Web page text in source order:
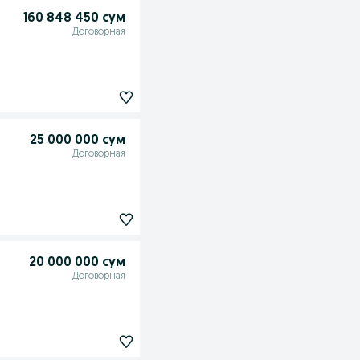
160 848 450 сум
Договорная
25 000 000 сум
Договорная
20 000 000 сум
Договорная